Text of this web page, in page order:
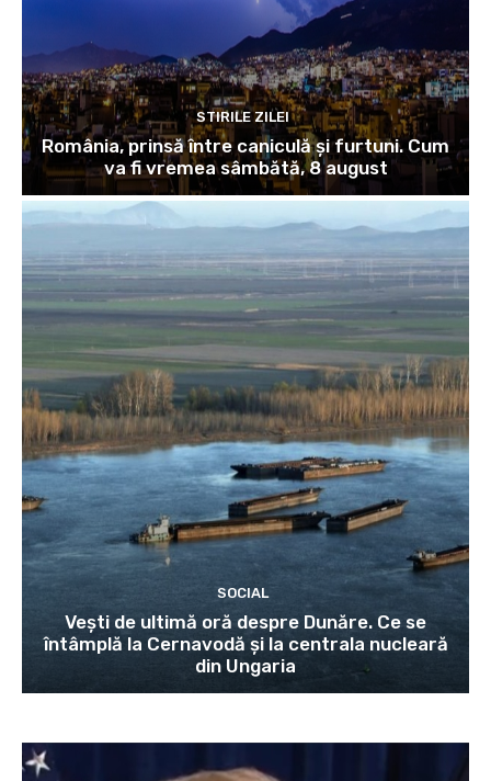
STIRILE ZILEI
România, prinsă între caniculă și furtuni. Cum
va fi vremea sâmbătă, 8 august
SOCIAL
Vești de ultimă oră despre Dunăre. Ce se
întâmplă la Cernavodă și la centrala nucleară
din Ungaria